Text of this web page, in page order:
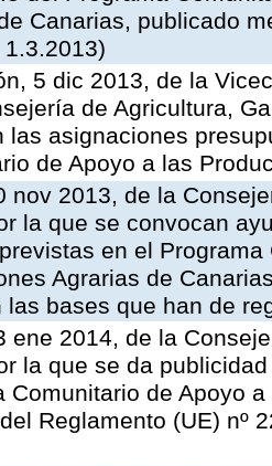
Canarias, publicado
5 dic 2013, de la
de Agricultura,
las asignaciones
de Apoyo a las
nov 2013, de la
la que se convocan
en el
Agrarias de
las bases que han de
ene 2014, de la
la que se da
Comunitario de Apoyo
Reglamento (UE) nº